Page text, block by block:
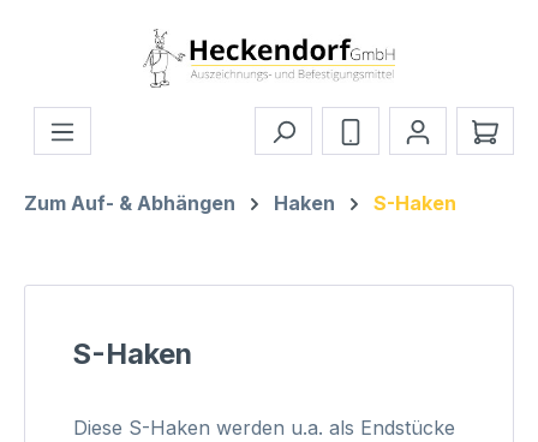
Zum Hauptinhalt springen
Zum Auf- & Abhängen Haken S-Haken
S-Haken
Diese S-Haken werden u.a. als Endstücke